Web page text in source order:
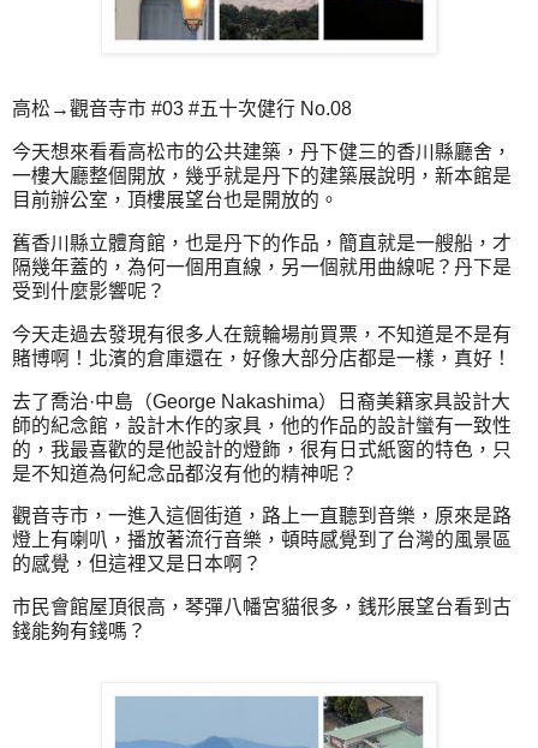
高松→觀音寺市 #03 #五十次健行 No.08
今天想來看看高松市的公共建築，丹下健三的香川縣廳舍，
一樓大廳整個開放，幾乎就是丹下的建築展說明，新本館是
目前辦公室，頂樓展望台也是開放的。
舊香川縣立體育館，也是丹下的作品，簡直就是一艘船，才
隔幾年蓋的，為何一個用直線，另一個就用曲線呢？丹下是
受到什麼影響呢？
今天走過去發現有很多人在競輪場前買票，不知道是不是有
賭博啊！北濱的倉庫還在，好像大部分店都是一樣，真好！
去了喬治·中島（George Nakashima）日裔美籍家具設計大
師的紀念館，設計木作的家具，他的作品的設計蠻有一致性
的，我最喜歡的是他設計的燈飾，很有日式紙窗的特色，只
是不知道為何紀念品都沒有他的精神呢？
觀音寺市，一進入這個街道，路上一直聽到音樂，原來是路
燈上有喇叭，播放著流行音樂，頓時感覺到了台灣的風景區
的感覺，但這裡又是日本啊？
市民會館屋頂很高，琴彈八幡宮貓很多，銭形展望台看到古
錢能夠有錢嗎？